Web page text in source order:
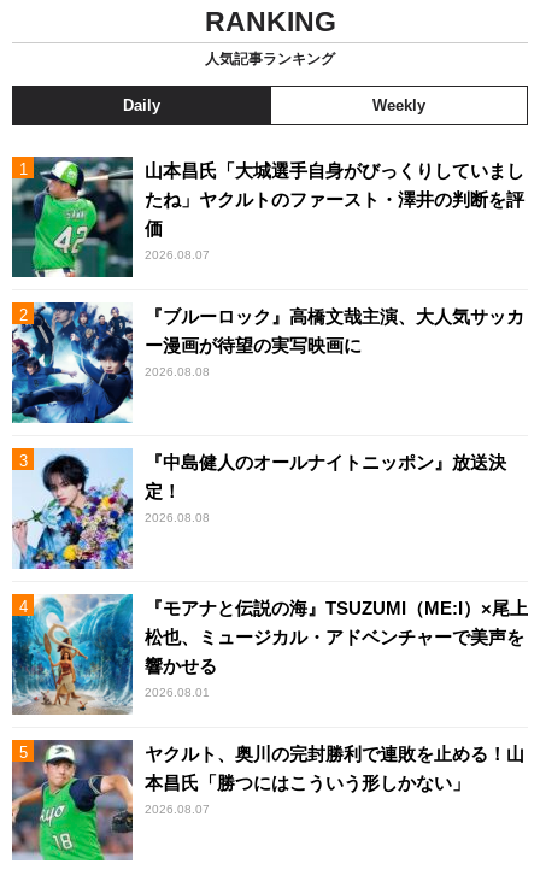
RANKING
人気記事ランキング
Daily Weekly
山本昌氏「大城選手自身がびっくりしていまし
たね」ヤクルトのファースト・澤井の判断を評
価
2026.08.07
『ブルーロック』高橋文哉主演、大人気サッカ
ー漫画が待望の実写映画に
2026.08.08
『中島健人のオールナイトニッポン』放送決
定！
2026.08.08
『モアナと伝説の海』TSUZUMI（ME:I）×尾上
松也、ミュージカル・アドベンチャーで美声を
響かせる
2026.08.01
ヤクルト、奥川の完封勝利で連敗を止める！山
本昌氏「勝つにはこういう形しかない」
2026.08.07